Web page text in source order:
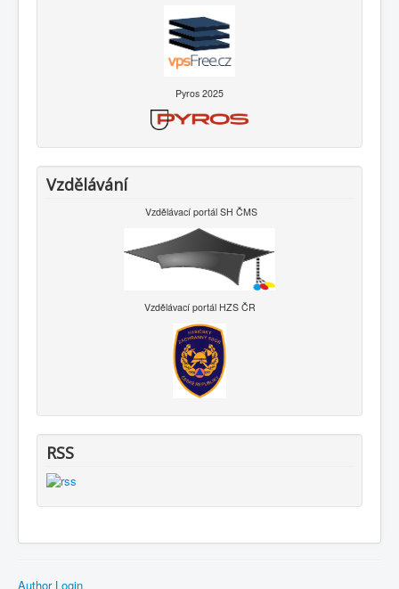
Pyros 2025
Vzdělávání
Vzdělávací portál SH ČMS
Vzdělávací portál HZS ČR
RSS
Author Login